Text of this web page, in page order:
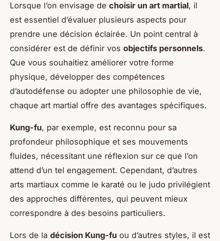
Lorsque l’on envisage de choisir un art martial, il
est essentiel d’évaluer plusieurs aspects pour
prendre une décision éclairée. Un point central à
considérer est de définir vos objectifs personnels.
Que vous souhaitiez améliorer votre forme
physique, développer des compétences
d’autodéfense ou adopter une philosophie de vie,
chaque art martial offre des avantages spécifiques.
Kung-fu, par exemple, est reconnu pour sa
profondeur philosophique et ses mouvements
fluides, nécessitant une réflexion sur ce que l’on
attend d’un tel engagement. Cependant, d’autres
arts martiaux comme le karaté ou le judo privilégient
des approches différentes, qui peuvent mieux
correspondre à des besoins particuliers.
Lors de la décision Kung-fu ou d’autres styles, il est